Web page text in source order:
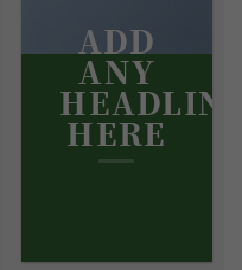
ADD
ANY
HERE